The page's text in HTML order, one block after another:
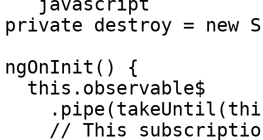
private destroy = new
ngOnInit() {